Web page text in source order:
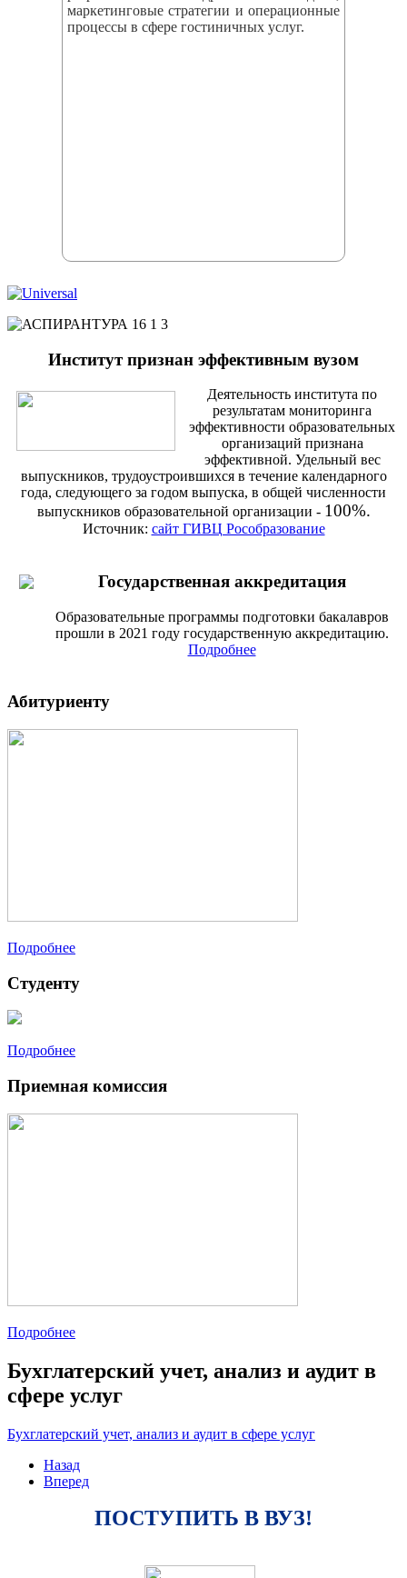
маркетинговые стратегии и операционные
процессы в сфере гостиничных услуг.
Институт признан эффективным вузом
Деятельность института по
результатам мониторинга
эффективности образовательных
организаций признана
эффективной. Удельный вес
выпускников, трудоустроившихся в течение календарного
года, следующего за годом выпуска, в общей численности
выпускников образовательной организации - 100%.
Источник: сайт ГИВЦ Рособразование
Государственная аккредитация
Образовательные программы подготовки бакалавров
прошли в 2021 году государственную аккредитацию.
Подробнее
Абитуриенту
Подробнее
Студенту
Подробнее
Приемная комиссия
Подробнее
Бухглатерский учет, анализ и аудит в
сфере услуг
Бухглатерский учет, анализ и аудит в сфере услуг
Назад
Вперед
ПОСТУПИТЬ В ВУЗ!